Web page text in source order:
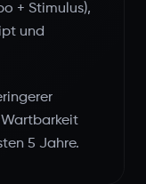
+ Stimulus),
und
5 Jahre.